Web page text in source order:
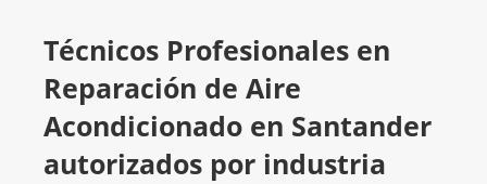
Técnicos Profesionales en
Reparación de Aire
Acondicionado en Santander
autorizados por industria